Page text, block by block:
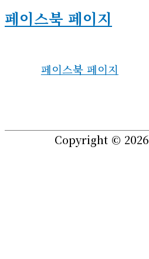
페이스북 페이지
페이스북 페이지
Copyright © 2026